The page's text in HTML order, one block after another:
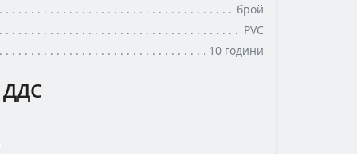
брой
PVC
10 години